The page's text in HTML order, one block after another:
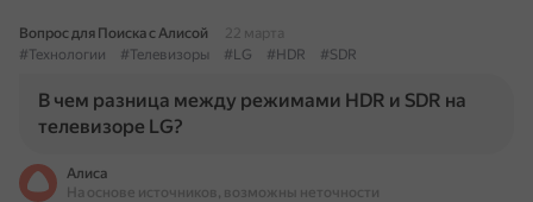
Вопрос для Поиска с Алисой
22 марта
#Технологии
#Телевизоры #LG #HDR #SDR
В чем разница между режимами HDR и SDR на
телевизоре LG?
Алиса
На основе источников, возможны неточности